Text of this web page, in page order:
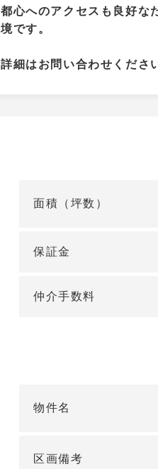
都心へのアクセスも良好な
境です。
詳細はお問い合わせくださ
面積（坪数）
保証金
仲介手数料
物件名
区画備考